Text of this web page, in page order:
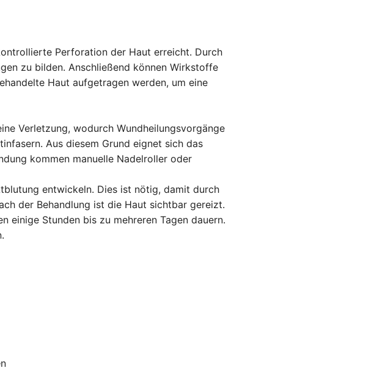
Perforation der Haut erreicht. Durch
zu bilden. Anschließend können Wirkstoffe
Haut aufgetragen werden, um eine
Verletzung, wodurch Wundheilungsvorgänge
Aus diesem Grund eignet sich das
kommen manuelle Nadelroller oder
entwickeln. Dies ist nötig, damit durch
der Behandlung ist die Haut sichtbar gereizt.
einige Stunden bis zu mehreren Tagen dauern.